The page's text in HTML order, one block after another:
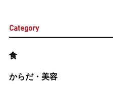
Category
食
からだ・美容